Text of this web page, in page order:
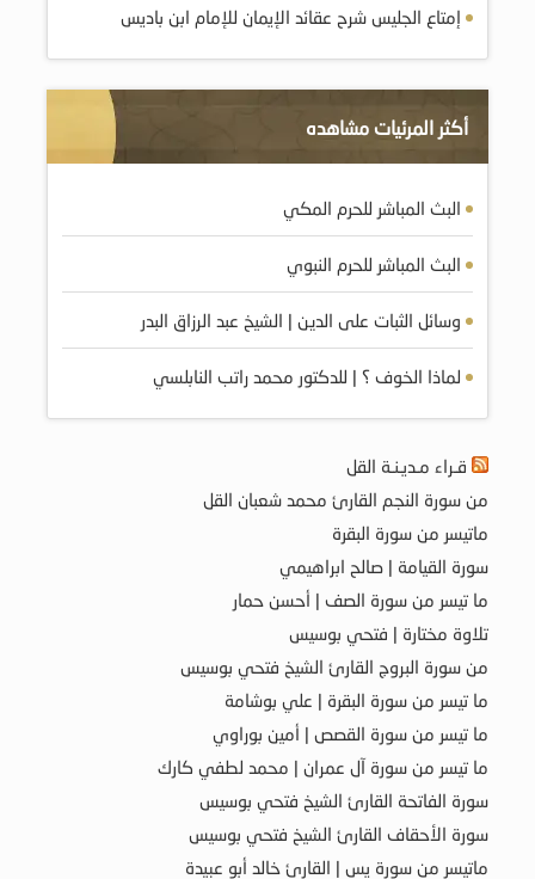
إمتاع الجليس شرح عقائد الإيمان للإمام ابن باديس
أكثر المرئيات مشاهده
البث المباشر للحرم المكي
البث المباشر للحرم النبوي
وسائل الثبات على الدين | الشيخ عبد الرزاق البدر
لماذا الخوف ؟ | للدكتور محمد راتب النابلسي
قـراء مـديـنـة القل
من سورة النجم القارئ محمد شعبان القل
ماتيسر من سورة البقرة
سورة القيامة | صالح ابراهيمي
ما تيسر من سورة الصف | أحسن حمار
تلاوة مختارة | فتحي بوسيس
من سورة البروج القارئ الشيخ فتحي بوسيس
ما تيسر من سورة البقرة | علي بوشامة
ما تيسر من سورة القصص | أمين بوراوي
ما تيسر من سورة آل عمران | محمد لطفي كارك
سورة الفاتحة القارئ الشيخ فتحي بوسيس
سورة الأحقاف القارئ الشيخ فتحي بوسيس
ماتيسر من سورة يس | القارئ خالد أبو عبيدة